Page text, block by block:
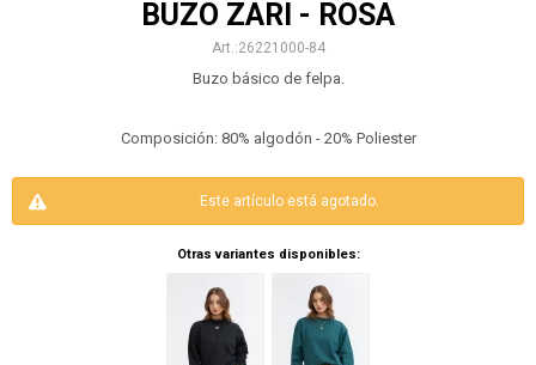
BUZO ZARI - ROSA
26221000-84
Buzo básico de felpa.
Composición: 80% algodón - 20% Poliester
Este artículo está agotado.
Otras variantes disponibles: